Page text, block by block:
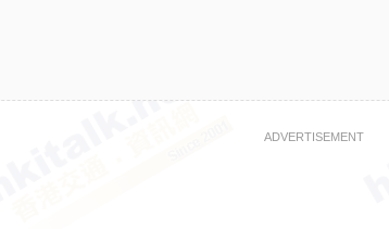
ADVERTISEMENT